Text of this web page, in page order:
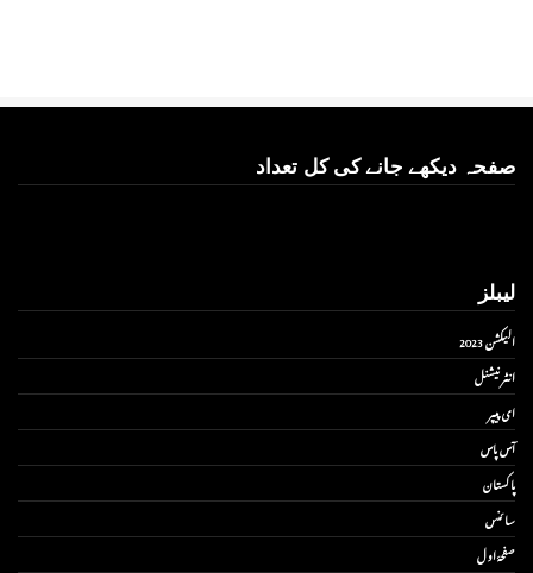
صفحہ دیکھے جانے کی کل تعداد
لیبلز
الیکشن 2023
انٹر نیشنل
ای پیپر
آس پاس
پاکستان
سائنس
صفحۂ اول